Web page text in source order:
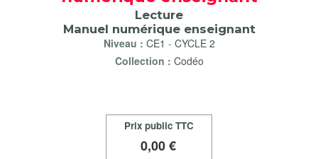
Lecture
Manuel numérique enseignant
Niveau : CE1 - CYCLE 2
Collection : Codéo
Prix public TTC
0,00 €